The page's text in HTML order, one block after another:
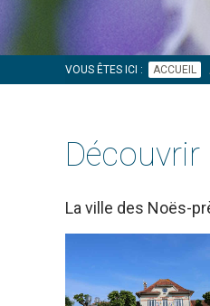
VOUS ÊTES ICI : ACCUEIL
Découvrir
La ville des Noës-